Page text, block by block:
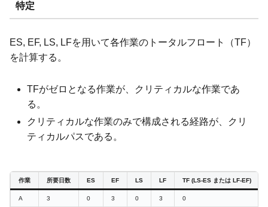
特定
ES, EF, LS, LFを用いて各作業のトータルフロート（TF）
を計算する。
TFがゼロとなる作業が、クリティカルな作業であ
る。
クリティカルな作業のみで構成される経路が、クリ
ティカルパスである。
作業 所要日数 ES EF LS LF TF (LS-ES または LF-EF)
A 3 0 3 0 3 0